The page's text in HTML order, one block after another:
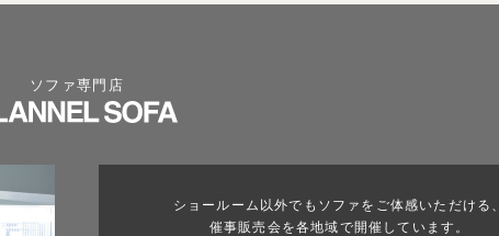
ソファ専門店
ショールーム以外でもソファをご体感いただける、
催事販売会を各地域で開催しています。